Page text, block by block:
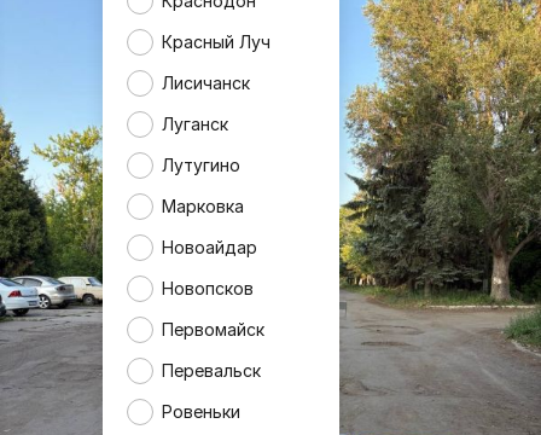
Красный Луч
Лисичанск
Луганск
Лутугино
Марковка
Новоайдар
Новопсков
Первомайск
Перевальск
Ровеньки